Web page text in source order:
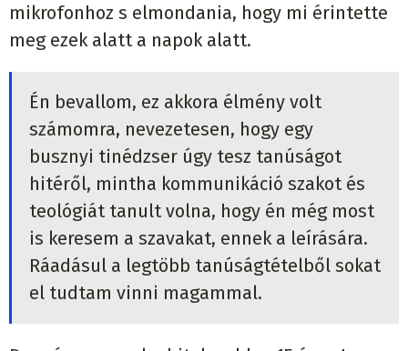
mikrofonhoz s elmondania, hogy mi érintette
meg ezek alatt a napok alatt.
Én bevallom, ez akkora élmény volt
számomra, nevezetesen, hogy egy
busznyi tinédzser úgy tesz tanúságot
hitéről, mintha kommunikáció szakot és
teológiát tanult volna, hogy én még most
is keresem a szavakat, ennek a leírására.
Ráadásul a legtöbb tanúságtételből sokat
el tudtam vinni magammal.